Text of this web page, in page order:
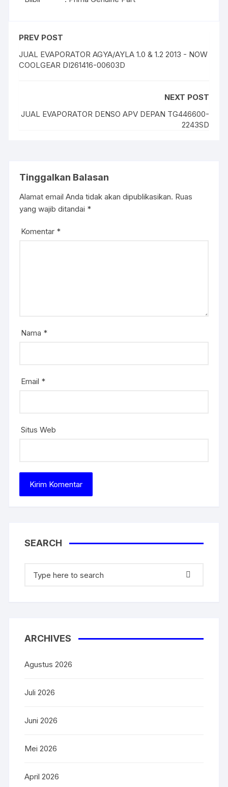
PREV POST
JUAL EVAPORATOR AGYA/AYLA 1.0 & 1.2 2013 - NOW
COOLGEAR DI261416-00603D
NEXT POST
JUAL EVAPORATOR DENSO APV DEPAN TG446600-
2243SD
Tinggalkan Balasan
Alamat email Anda tidak akan dipublikasikan. Ruas
yang wajib ditandai *
Komentar *
Nama *
Email *
Situs Web
SEARCH
for:
ARCHIVES
Agustus 2026
Juli 2026
Juni 2026
Mei 2026
April 2026